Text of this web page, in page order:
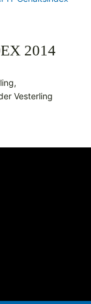
2014
Vesterling